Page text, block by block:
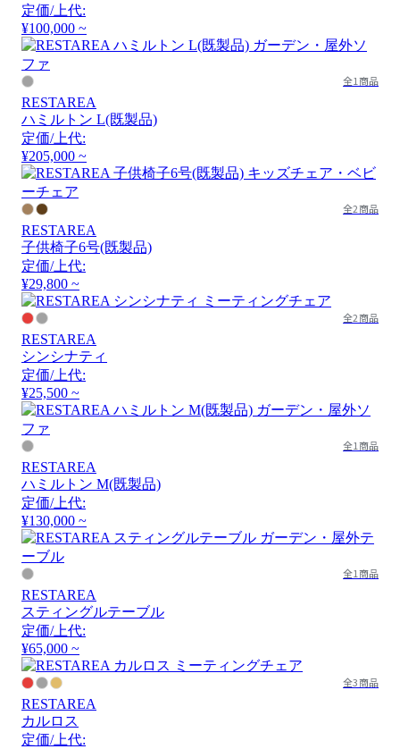
定価/上代:
¥100,000 ~
全1商品
RESTAREA
ハミルトン L(既製品)
定価/上代:
¥205,000 ~
全2商品
RESTAREA
子供椅子6号(既製品)
定価/上代:
¥29,800 ~
全2商品
RESTAREA
シンシナティ
定価/上代:
¥25,500 ~
全1商品
RESTAREA
ハミルトン M(既製品)
定価/上代:
¥130,000 ~
全1商品
RESTAREA
スティングルテーブル
定価/上代:
¥65,000 ~
全3商品
RESTAREA
カルロス
定価/上代: